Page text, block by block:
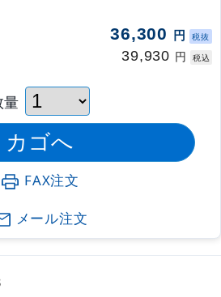
36,300 円 税抜
39,930 円 税込
量
FAX注文
メール注文